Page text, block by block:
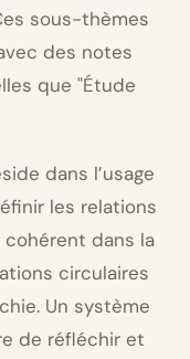
sous-thèmes
des notes
que Étude
dans l’usage
les relations
dans la
circulaires
Un système
de réfléchir et